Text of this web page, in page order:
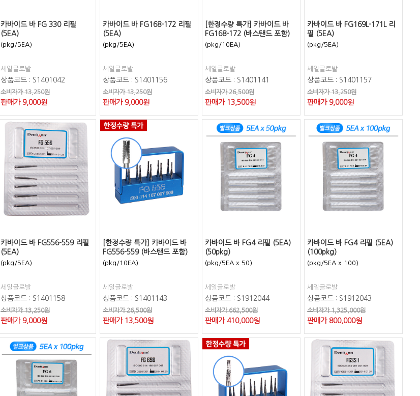
카바이드 바 FG 330 리필
(5EA)
(pkg/5EA)
세일글로발
상품코드 : S1401042
소비자가 13,250원
판매가 9,000원
카바이드 바 FG168-172 리필
(5EA)
(pkg/5EA)
세일글로발
상품코드 : S1401156
소비자가 13,250원
판매가 9,000원
[한정수량 특가] 카바이드 바
FG168-172 (바스탠드 포함)
(pkg/10EA)
세일글로발
상품코드 : S1401141
소비자가 26,500원
판매가 13,500원
카바이드 바 FG169L-171L 리
필 (5EA)
(pkg/5EA)
세일글로발
상품코드 : S1401157
소비자가 13,250원
판매가 9,000원
카바이드 바 FG556-559 리필
(5EA)
(pkg/5EA)
세일글로발
상품코드 : S1401158
소비자가 13,250원
판매가 9,000원
[한정수량 특가] 카바이드 바
FG556-559 (바스탠드 포함)
(pkg/10EA)
세일글로발
상품코드 : S1401143
소비자가 26,500원
판매가 13,500원
카바이드 바 FG4 리필 (5EA)
(50pkg)
(pkg/5EA x 50)
세일글로발
상품코드 : S1912044
소비자가 662,500원
판매가 410,000원
카바이드 바 FG4 리필 (5EA)
(100pkg)
(pkg/5EA x 100)
세일글로발
상품코드 : S1912043
소비자가 1,325,000원
판매가 800,000원